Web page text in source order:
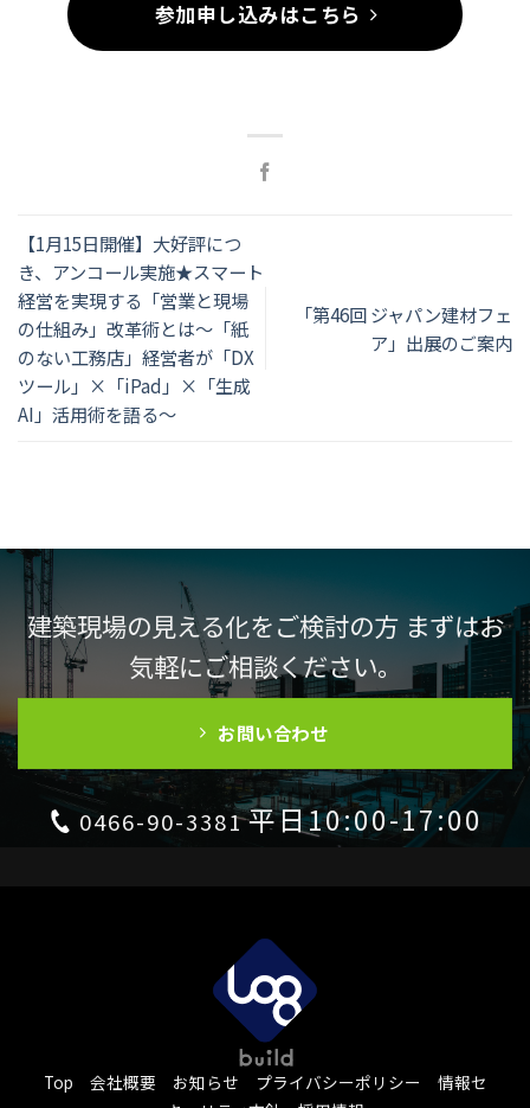
参加申し込みはこちら
【1月15日開催】大好評につ
き、アンコール実施★スマート
経営を実現する「営業と現場
の仕組み」改革術とは～「紙
のない工務店」経営者が「DX
ツール」×「iPad」×「生成
AI」活用術を語る～
「第46回 ジャパン建材フェ
ア」出展のご案内
建築現場の見える化をご検討の方 まずはお
気軽にご相談ください。
お問い合わせ
0466-90-3381平日10:00-17:00
Top 会社概要 お知らせ プライバシーポリシー
情報セ